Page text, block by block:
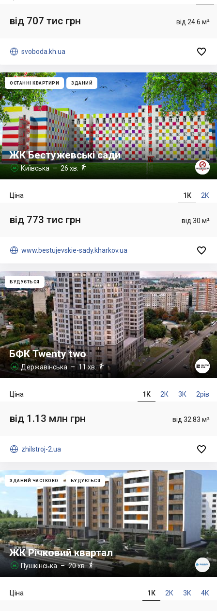
від 24.6 м²
від 707 тис грн
 svoboda.kh.ua 
ОСТАННІ КВАРТИРИ ЗДАНИЙ
ЖК Бестужевські сади
 Київська – 26 хв. 
1К 2К
Ціна
від 30 м²
від 773 тис грн
 www.bestujevskie-sady.kharkov.ua 
БУДУЄТЬСЯ
БФК Twenty two
 Державінська– 11 хв.
1К 2К 3К 2рів
Ціна
від 32.83 м²
від 1.13 млн грн
 zhilstroj-2.ua 
ЗДАНИЙ ЧАСТКОВО БУДУЄТЬСЯ
ЖК Річковий квартал
 Пушкінська– 20 хв.
1К 2К 3К 4К
Ціна